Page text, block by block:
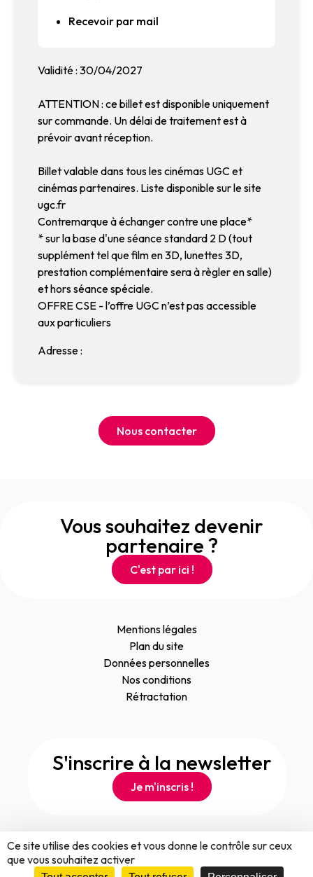
Recevoir par mail
Validité : 30/04/2027
ATTENTION : ce billet est disponible uniquement
sur commande. Un délai de traitement est à
prévoir avant réception.
Billet valable dans tous les cinémas UGC et
cinémas partenaires. Liste disponible sur le site
ugc.fr
Contremarque à échanger contre une place*
* sur la base d'une séance standard 2 D (tout
supplément tel que film en 3D, lunettes 3D,
prestation complémentaire sera à règler en salle)
et hors séance spéciale.
OFFRE CSE - l’offre UGC n’est pas accessible
aux particuliers
Adresse :
Nous contacter
Vous souhaitez devenir
partenaire ?
C'est par ici !
Mentions légales
Plan du site
Données personnelles
Nos conditions
Rétractation
S'inscrire à la newsletter
Je m'inscris !
Ce site utilise des cookies et vous donne le contrôle sur ceux
que vous souhaitez activer